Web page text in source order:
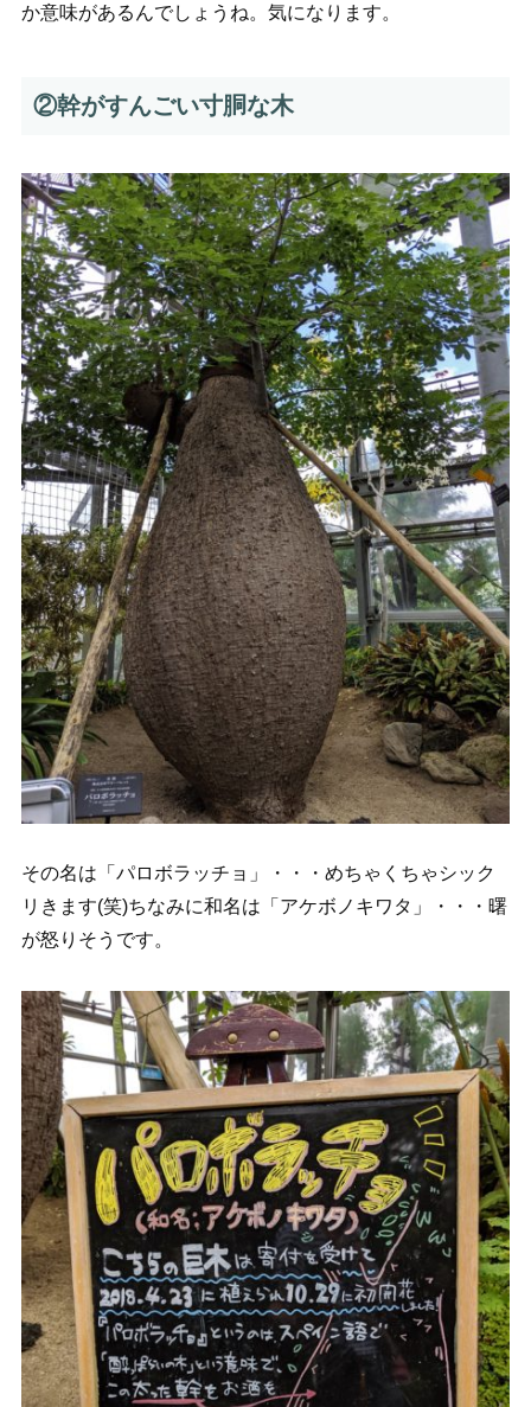
か意味があるんでしょうね。気になります。
②幹がすんごい寸胴な木
その名は「パロボラッチョ」・・・めちゃくちゃシック
リきます(笑)ちなみに和名は「アケボノキワタ」・・・曙
が怒りそうです。